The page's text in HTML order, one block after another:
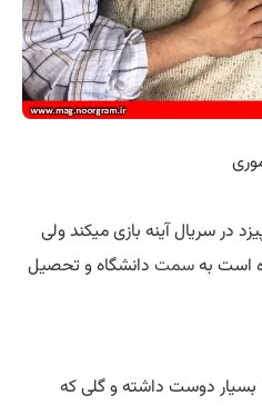
یک اپیزد در سریال آینه بازی میکند ولی
است بهسمت دانشگاه و تحصیل
جام جهانی سال 1998 را بسیار دوست داشته و گلی که